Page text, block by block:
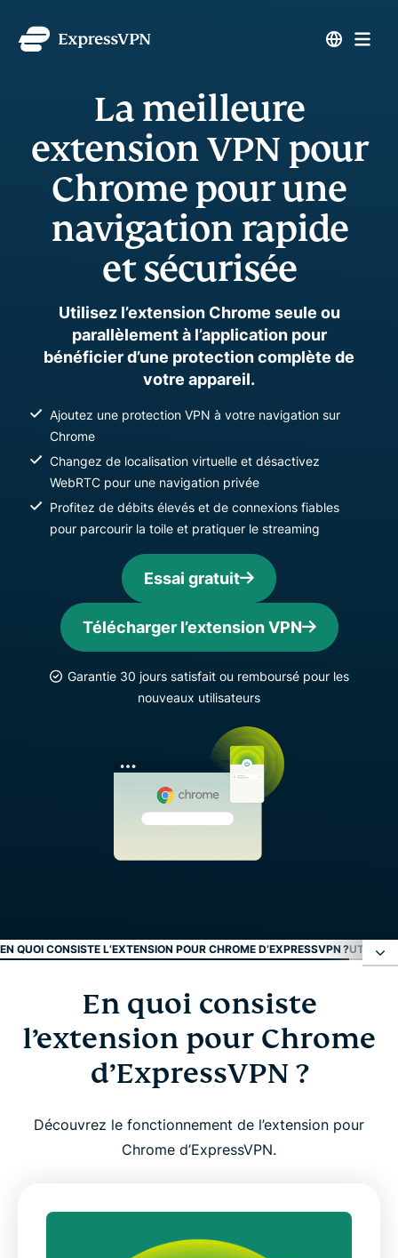
La meilleure
extension VPN pour
Chrome pour une
navigation rapide
et sécurisée
Utilisez l’extension Chrome seule ou
parallèlement à l’application pour
bénéficier d’une protection complète de
votre appareil.
Ajoutez une protection VPN à votre navigation sur
Chrome
Changez de localisation virtuelle et désactivez
WebRTC pour une navigation privée
Profitez de débits élevés et de connexions fiables
pour parcourir la toile et pratiquer le streaming
Essai gratuit
Télécharger l’extension VPN
Garantie 30 jours satisfait ou remboursé pour les
nouveaux utilisateurs
EN QUOI CONSISTE L’EXTENSION POUR CHROME D’EXPRESSVPN ?
En quoi consiste l’extension pour Chrome
d’ExpressVPN ?
Utilisation d’une extension VPN pour Chrome vs
Pourquoi utiliser l’extension ExpressVPN pour
Principales fonctionnalités de notre extension VPN
En quoi consiste
l’extension pour Chrome
d’ExpressVPN ?
Découvrez le fonctionnement de l’extension pour
Chrome d’ExpressVPN.